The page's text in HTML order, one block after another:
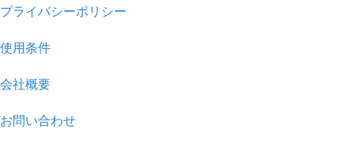
プライバシーポリシー
使用条件
会社概要
お問い合わせ